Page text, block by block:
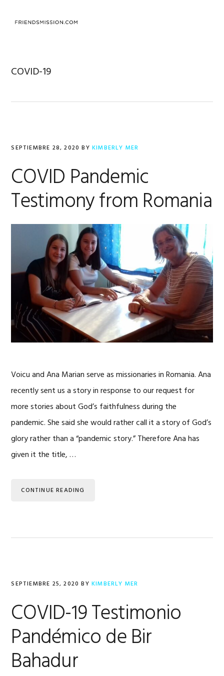
COVID-19
SEPTIEMBRE 28, 2020 BYKIMBERLY MER
COVID Pandemic
Testimony from Romania
Voicu and Ana Marian serve as missionaries in Romania. Ana
recently sent us a story in response to our request for
more stories about God’s faithfulness during the
pandemic. She said she would rather call it a story of God’s
glory rather than a “pandemic story.” Therefore Ana has
given it the title, …
CONTINUE READING
SEPTIEMBRE 25, 2020 BYKIMBERLY MER
COVID-19 Testimonio
Pandémico de Bir
Bahadur